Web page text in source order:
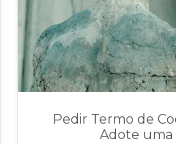
Pedir Termo de
Adote uma